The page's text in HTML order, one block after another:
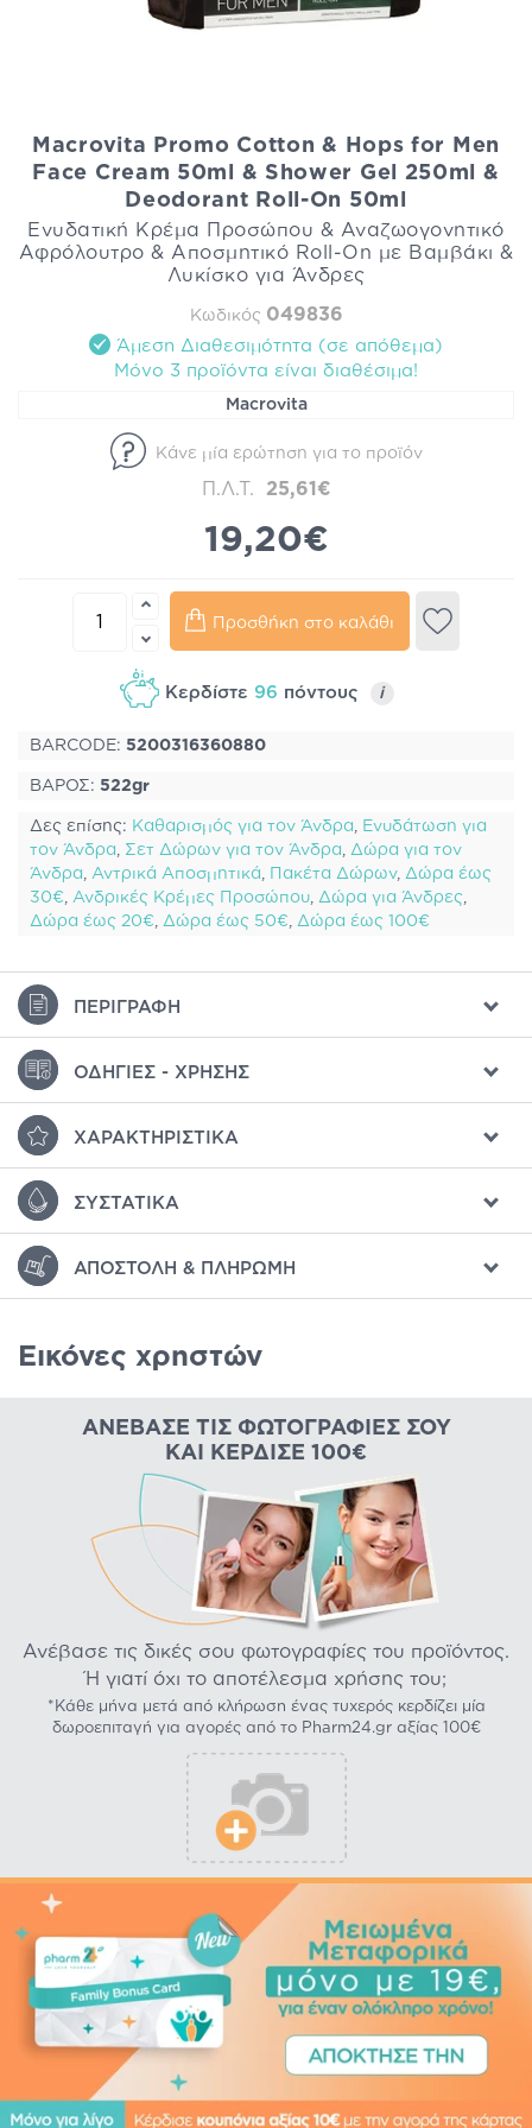
Macrovita Promo Cotton & Hops for Men
Face Cream 50ml & Shower Gel 250ml &
Deodorant Roll-On 50ml
Ενυδατική Κρέμα Προσώπου & Αναζωογονητικό
Αφρόλουτρο & Αποσμητικό Roll-On με Βαμβάκι &
Λυκίσκο για Άνδρες
Κωδικός 049836
Άμεση Διαθεσιμότητα (σε απόθεμα)
Mόνο 3 προϊόντα είναι διαθέσιμα!
Macrovita
Κάνε μία ερώτηση για το προϊόν
Π.Λ.Τ. 25,61€
19,20€
Προσθήκη στο καλάθι
Κερδίστε 96 πόντους i
BARCODE: 5200316360880
ΒΑΡΟΣ: 522gr
Δες επίσης: Καθαρισμός για τον Άνδρα, Ενυδάτωση για
τον Άνδρα, Σετ Δώρων για τον Άνδρα, Δώρα για τον
Άνδρα, Αντρικά Αποσμητικά, Πακέτα Δώρων, Δώρα έως
30€, Ανδρικές Κρέμες Προσώπου, Δώρα για Άνδρες,
Δώρα έως 20€, Δώρα έως 50€, Δώρα έως 100€
ΠΕΡΙΓΡΑΦΉ
ΟΔΗΓΊΕΣ - ΧΡΉΣΗΣ
ΧΑΡΑΚΤΗΡΙΣΤΙΚΆ
ΣΥΣΤΑΤΙΚΆ
ΑΠΟΣΤΟΛΉ & ΠΛΗΡΩΜΉ
Εικόνες χρηστών
ΑΝΈΒΑΣΕ ΤΙΣ ΦΩΤΟΓΡΑΦΊΕΣ ΣΟΥ
ΚΑΙ ΚΈΡΔΙΣΕ 100€
Ανέβασε τις δικές σου φωτογραφίες του προϊόντος.
Ή γιατί όχι το αποτέλεσμα χρήσης του;
*Κάθε μήνα μετά από κλήρωση ένας τυχερός κερδίζει μία
δωροεπιταγή για αγορές από το Pharm24.gr αξίας 100€